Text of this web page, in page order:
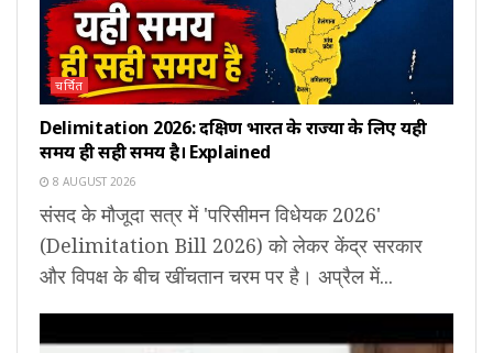
चर्चित
Delimitation 2026: दक्षिण भारत के राज्यों के लिए यही
समय ही सही समय है। Explained
8 AUGUST 2026
संसद के मौजूदा सत्र में 'परिसीमन विधेयक 2026'
(Delimitation Bill 2026) को लेकर केंद्र सरकार
और विपक्ष के बीच खींचतान चरम पर है। अप्रैल में...